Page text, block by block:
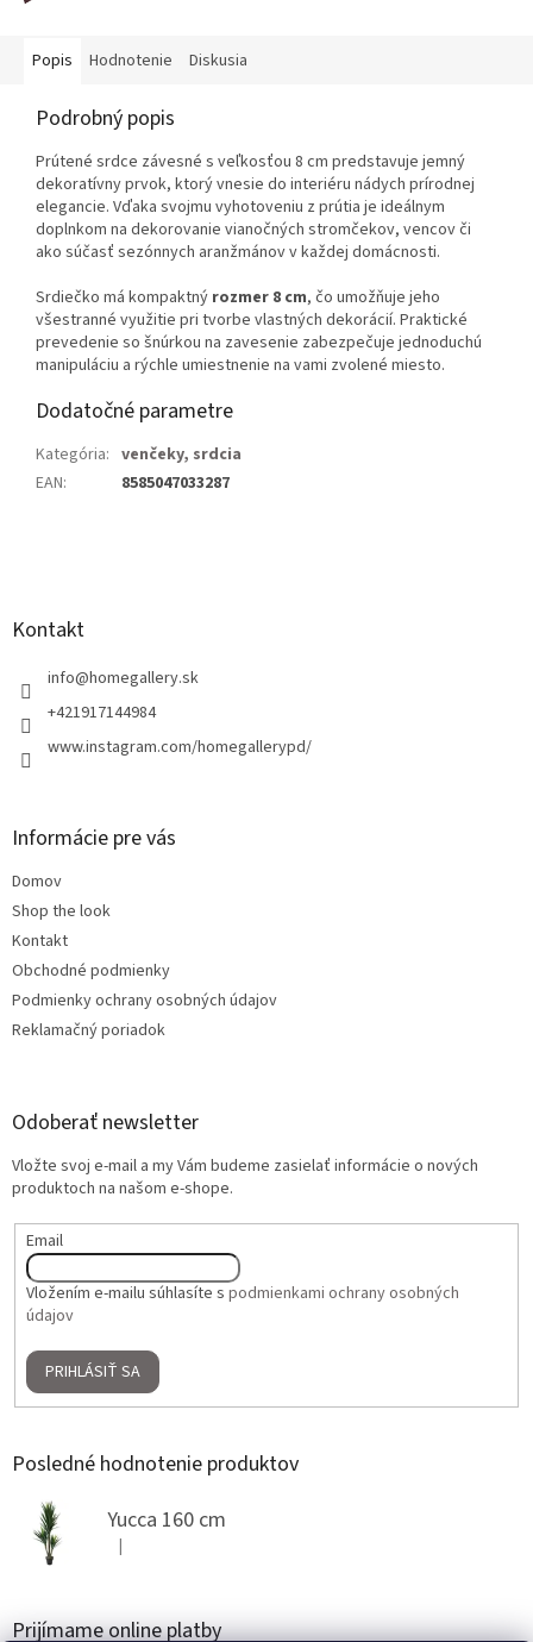
Popis Hodnotenie Diskusia
Podrobný popis
Prútené srdce závesné s veľkosťou 8 cm predstavuje jemný
dekoratívny prvok, ktorý vnesie do interiéru nádych prírodnej
elegancie. Vďaka svojmu vyhotoveniu z prútia je ideálnym
doplnkom na dekorovanie vianočných stromčekov, vencov či
ako súčasť sezónnych aranžmánov v každej domácnosti.
Srdiečko má kompaktný rozmer 8 cm, čo umožňuje jeho
všestranné využitie pri tvorbe vlastných dekorácií. Praktické
prevedenie so šnúrkou na zavesenie zabezpečuje jednoduchú
manipuláciu a rýchle umiestnenie na vami zvolené miesto.
Dodatočné parametre
Kategória: venčeky, srdcia
EAN: 8585047033287
Kontakt
info@homegallery.sk
+421917144984
www.instagram.com/homegallerypd/
Informácie pre vás
Domov
Shop the look
Kontakt
Obchodné podmienky
Podmienky ochrany osobných údajov
Reklamačný poriadok
Odoberať newsletter
Vložte svoj e-mail a my Vám budeme zasielať informácie o nových
produktoch na našom e-shope.
Email
Vložením e-mailu súhlasíte s podmienkami ochrany osobných
údajov
PRIHLÁSIŤ SA
Posledné hodnotenie produktov
Yucca 160 cm
Hodnotenie produktu je 5 z 5 hviezdičiek.
|
Prijímame online platby